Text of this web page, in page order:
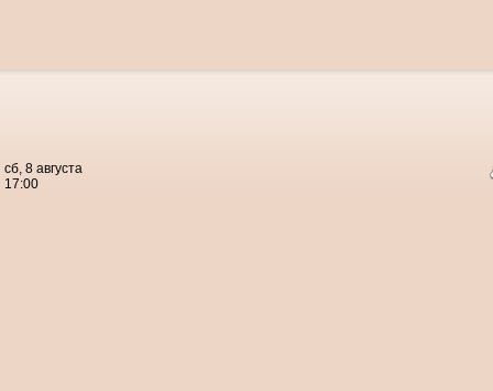
сб, 8 августа
17:00